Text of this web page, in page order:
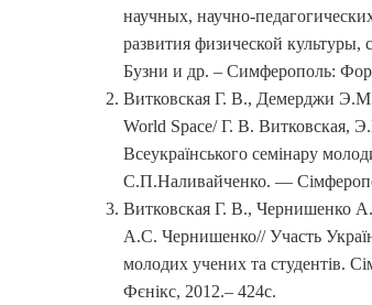
научных, научно-
развития физической
Бузни и др. – Симферополь:
Витковская Г. В., Демерджи Э.М.
World Space/ Г. В. Витковская,
Всеукраїнського семінару
С.П.Наливайченко. —
Витковская Г. В., Чернишенко
А.С. Чернишенко// Участь
молодих учених та студентів.
Фєнікс, 2012.– 424с.